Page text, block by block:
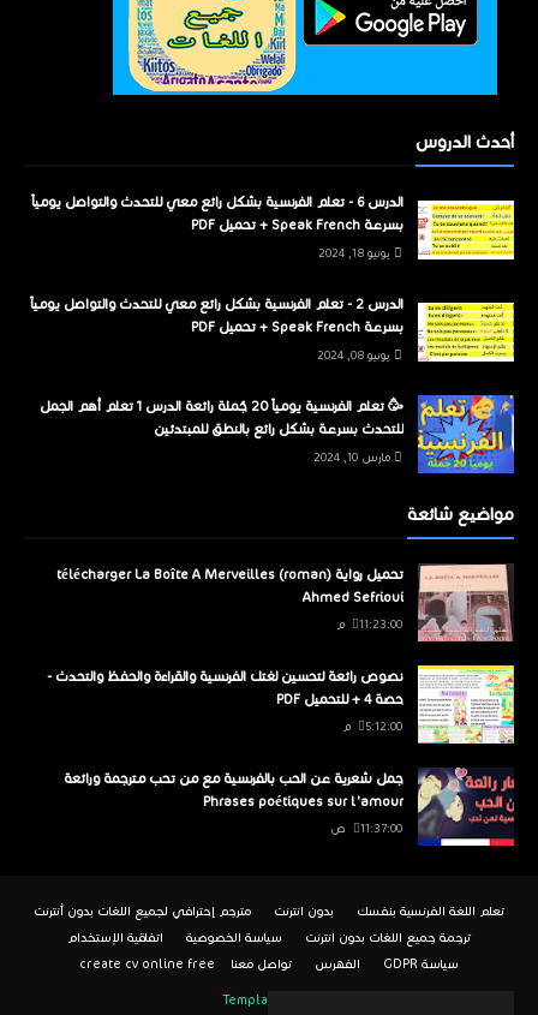
أحدث الدروس
الدرس 6 - تعلم الفرنسية بشكل رائع معي للتحدث والتواصل يومياً
بسرعة Speak French + تحميل PDF
يونيو 18, 2024
الدرس 2 - تعلم الفرنسية بشكل رائع معي للتحدث والتواصل يومياً
بسرعة Speak French + تحميل PDF
يونيو 08, 2024
🥳 تعلم الفرنسية يومياً 20 جُملة رائعة الدرس 1 تعلم أهم الجمل
للتحدث بسرعة بشكل رائع بالنطق للمبتدئين
مارس 10, 2024
مواضيع شائعة
تحميل رواية télécharger La Boîte A Merveilles (roman)
Ahmed Sefrioui
11:23:00 م
نصوص رائعة لتحسين لغتك الفرنسية والقراءة والحفظ والتحدث -
حصة 4 + للتحميل PDF
5:12:00 م
جمل شعرية عن الحب بالفرنسية مع من تحب مترجمة ورائعة
Phrases poétiques sur l'amour
11:37:00 ص
تعلم اللغة الفرنسية بنفسك بدون انترنت
مترجم إحترافي لجميع اللغات بدون أنترنت
ترجمة جميع اللغات بدون انترنت
سياسة الخصوصية
اتفاقية الإستخدام
سياسة GDPR
الفهرس تواصل معنا create cv online free
TemplatesYard